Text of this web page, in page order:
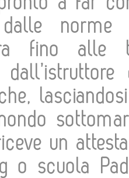
dalle
fino alle
un
o scuola